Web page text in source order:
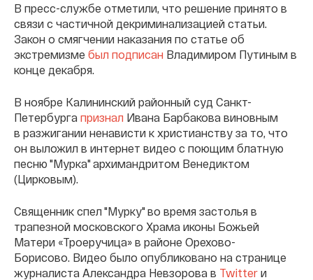
В пресс-службе отметили, что решение принято в
связи с частичной декриминализацией статьи.
Закон о смягчении наказания по статье об
экстремизме был подписан Владимиром Путиным в
конце декабря.
В ноябре Калининский районный суд Санкт-
Петербурга признал Ивана Барбакова виновным
в разжигании ненависти к христианству за то, что
он выложил в интернет видео с поющим блатную
песню "Мурка" архимандритом Венедиктом
(Цирковым).
Священник спел "Мурку" во время застолья в
трапезной московского Храма иконы Божьей
Матери «Троеручица» в районе Орехово-
Борисово. Видео было опубликовано на странице
журналиста Александра Невзорова в Twitter и